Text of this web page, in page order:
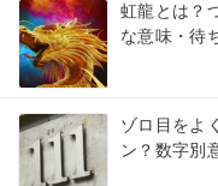
虹龍とは？
な意味・待
ゾロ目をよ
ン？数字別